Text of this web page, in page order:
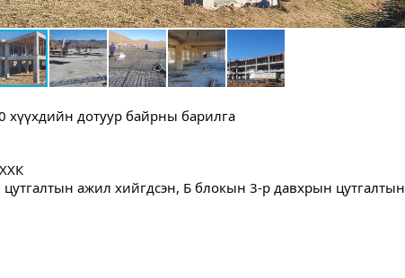
хүүхдийн дотуур байрны барилга
ажил хийгдсэн, Б блокын 3-р давхрын цутгалтын